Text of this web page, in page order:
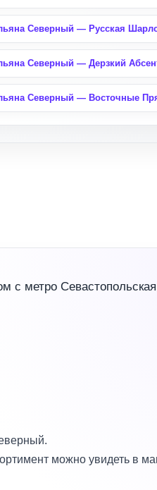
Северный — Русская
Северный — Дерзкий
Северный — Восточные
с метро
можно увидеть в